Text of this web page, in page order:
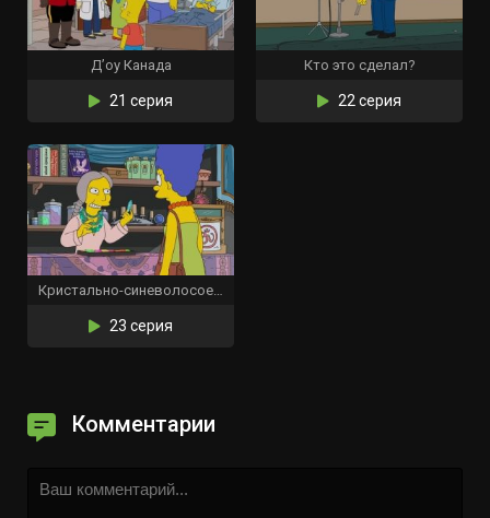
Д’оу Канада
21 серия
Кто это сделал?
22 серия
Кристально-синеволосое убеждение
23 серия
Комментарии